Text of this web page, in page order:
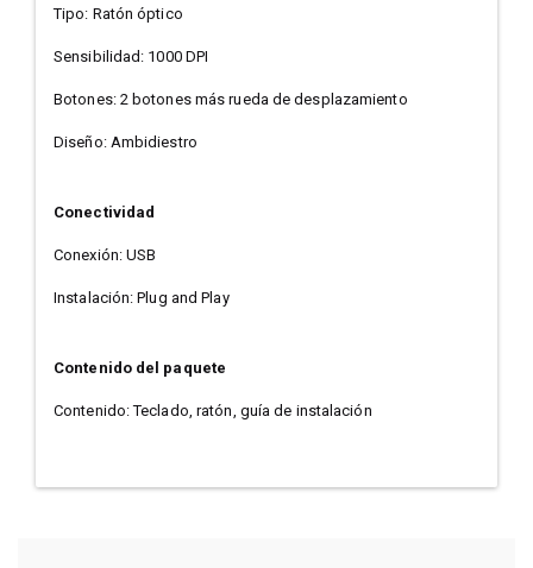
Tipo: Ratón óptico
Sensibilidad: 1000 DPI
Botones: 2 botones más rueda de desplazamiento
Diseño: Ambidiestro
Conectividad
Conexión: USB
Instalación: Plug and Play
Contenido del paquete
Contenido: Teclado, ratón, guía de instalación